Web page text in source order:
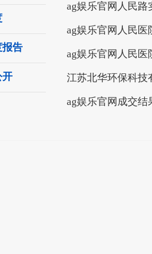
报告
开
ag娱乐官网人民路
ag娱乐官网人民医
ag娱乐官网人民医
江苏北华环保科技
ag娱乐官网成交结